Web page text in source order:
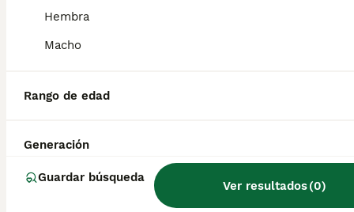
Hembra
Macho
Rango de edad
Generación
Guardar búsqueda
Ver resultados(0)
¿Es fácil entrenar el bracco
¿Cómo entrenar a un bracco
¿Cuántas horas duerme un
Braco Italiano?